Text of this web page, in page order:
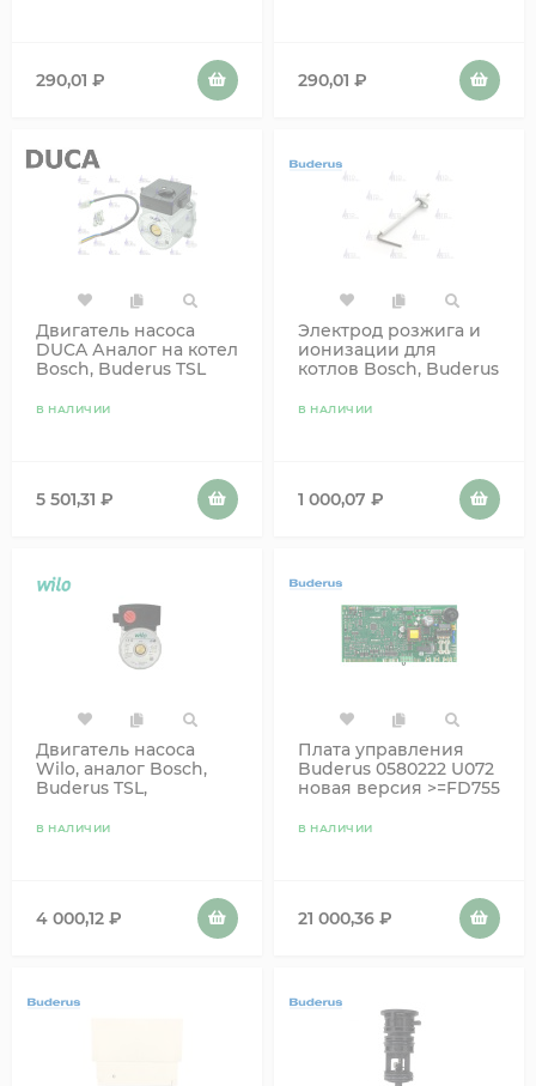
290,01 ₽ 290,01 ₽
Двигатель насоса
DUCA Аналог на котел
Bosch, Buderus TSL
87186457900
В НАЛИЧИИ
5 501,31 ₽
Электрод розжига и
ионизации для
котлов Bosch, Buderus
В НАЛИЧИИ
1 000,07 ₽
Двигатель насоса
Wilo, аналог Bosch,
Buderus TSL,
87186457900
В НАЛИЧИИ
4 000,12 ₽
Плата управления
Buderus 0580222 U072
новая версия >=FD755
87186496780
В НАЛИЧИИ
21 000,36 ₽